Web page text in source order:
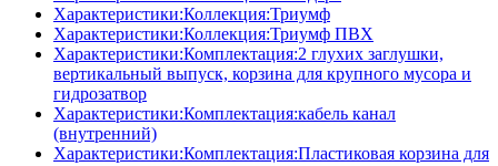
Характеристики:Коллекция:Триумф
Характеристики:Коллекция:Триумф ПВХ
Характеристики:Комплектация:2 глухих заглушки,
вертикальный выпуск, корзина для крупного мусора и
гидрозатвор
Характеристики:Комплектация:кабель канал
(внутренний)
Характеристики:Комплектация:Пластиковая корзина для